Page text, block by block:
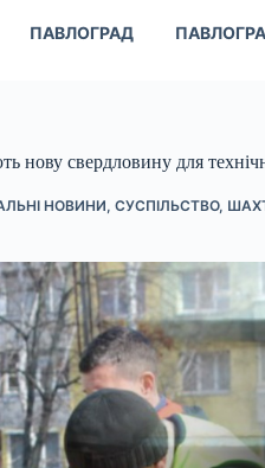
ПАВЛОГРАД
нову свердловину для
НОВИНИ, СУСПІЛЬСТВО,